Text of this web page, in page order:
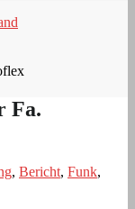
Fa.
, Bericht, Funk,